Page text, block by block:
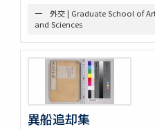
一 外交 | Graduate School of
and Sciences
異船追却集